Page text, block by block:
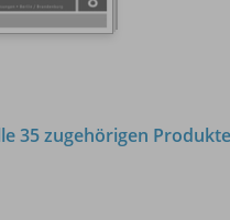
35 zugehörigen